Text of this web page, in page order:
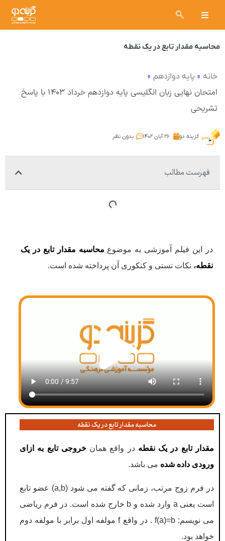
محاسبه مقدار تابع در یک نقطه
خانه » پایه دوازدهم »
امتحان نهایی زبان انگلیسی پایه دوازدهم خرداد ۱۴۰۳ با پاسخ
تشریحی
گزینه دو ۲۶ آبان ۱۴۰۲ بدون نظر
فهرست مطالب
در این فیلم آموزشی به موضوع محاسبه مقدار تابع در یک
نقطه، نکات تستی و کنکوری آن پرداخته شده است.
محاسبه مقدار تابع در یک نقطه
مقدار تابع در یک نقطه در واقع همانخروجی تابع به ازای
ورودی داده شده می باشد.
در فرم زوج مرتب، زمانی که گفته می شود (a,b) عضو تابع
است یعنی a وارد شده و b خارج شده است. در فرم ریاضی
می نویسم: f(a)=b . در واقع f مولفه اول برابر با مولفه دوم
خواهد بود.